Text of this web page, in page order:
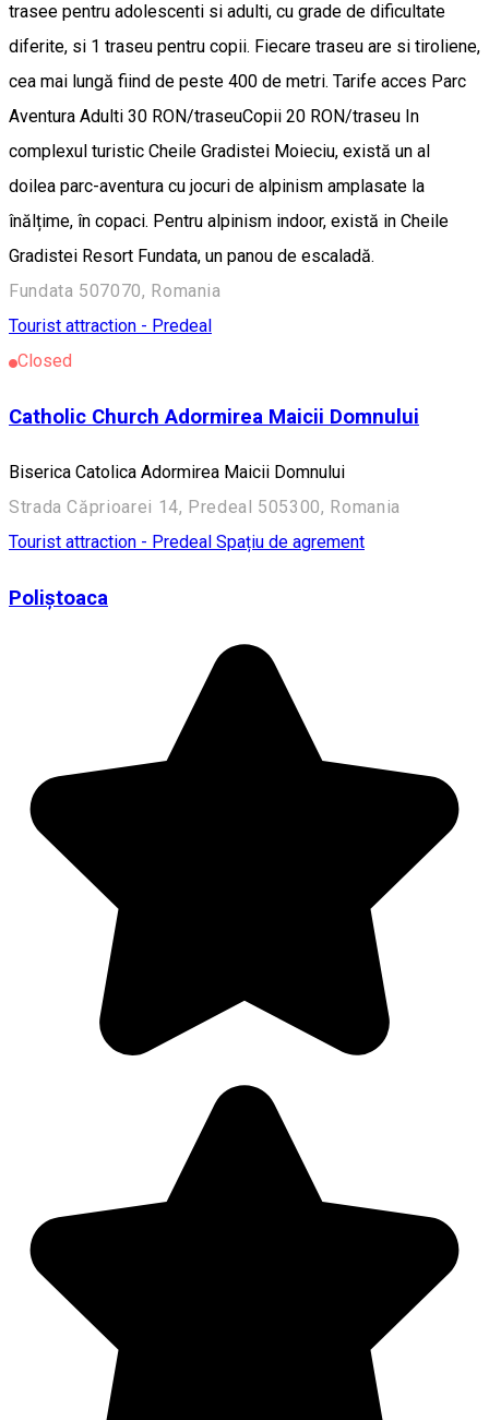
trasee pentru adolescenti si adulti, cu grade de dificultate
diferite, si 1 traseu pentru copii. Fiecare traseu are si tiroliene,
cea mai lungă fiind de peste 400 de metri. Tarife acces Parc
Aventura Adulti 30 RON/traseuCopii 20 RON/traseu In
complexul turistic Cheile Gradistei Moieciu, există un al
doilea parc-aventura cu jocuri de alpinism amplasate la
înălțime, în copaci. Pentru alpinism indoor, există in Cheile
Gradistei Resort Fundata, un panou de escaladă.
Fundata 507070, Romania
Tourist attraction - Predeal
Closed
Catholic Church Adormirea Maicii Domnului
Biserica Catolica Adormirea Maicii Domnului
Strada Căprioarei 14, Predeal 505300, Romania
Tourist attraction - Predeal Spațiu de agrement
Poliștoaca